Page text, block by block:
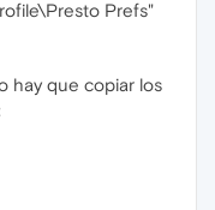
Prefs"
hay que copiar los